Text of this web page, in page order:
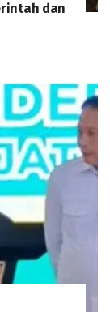
dan